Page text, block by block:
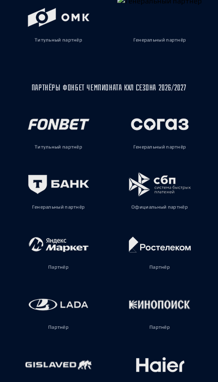
Титульный партнёр Генеральный партнёр
ПАРТНЁРЫ ФОНБЕТ ЧЕМПИОНАТА КХЛ СЕЗОНА 2026/2027
Титульный партнёр Генеральный партнёр
Генеральный партнёр Официальный партнёр
Партнёр Партнёр
Партнёр Партнёр